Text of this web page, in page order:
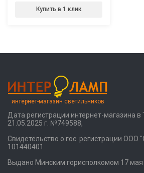
Купить в 1 клик
интернет-магазин светильников
Дата регистрации интернет-магазина в
21.05.2025 г. №749588,
Свидетельство о гос. регистрации ООО
101440401
Выдано Минским горисполкомом 17 мая